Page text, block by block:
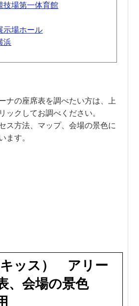
技場第一体育館
示場ホール
浜
ナの座席表を調べたい方は、上
ックしてお調べください。
ス方法、マップ、会場の景色に
ます。
ッス） アリー
、会場の景色